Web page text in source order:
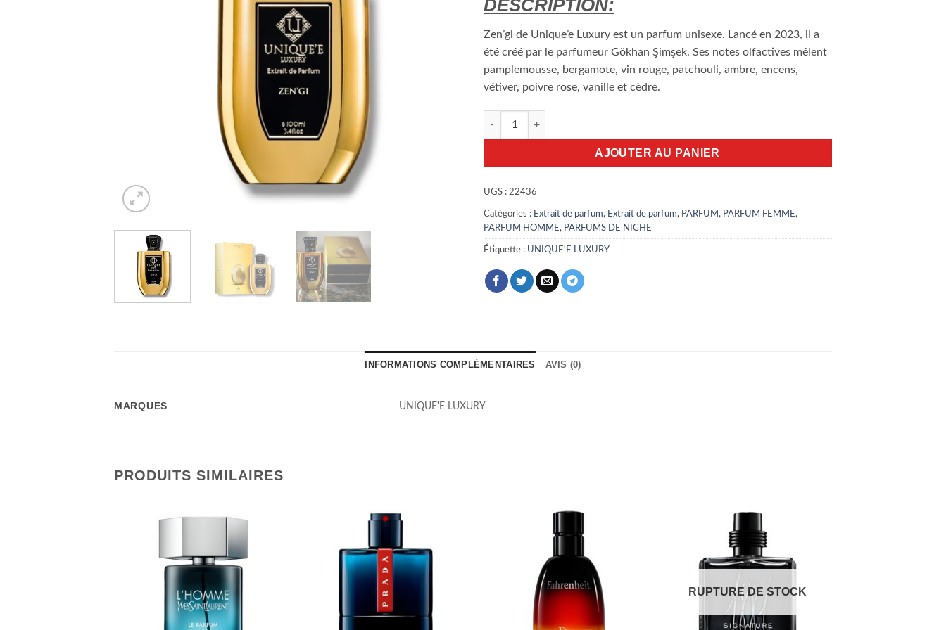
DESCRIPTION:
Zen’gi de Unique’e Luxury est un parfum unisexe. Lancé en 2023, il a
été créé par le parfumeur Gökhan Şimşek. Ses notes olfactives mêlent
pamplemousse, bergamote, vin rouge, patchouli, ambre, encens,
vétiver, poivre rose, vanille et cèdre.
quantité de Zen’gi Unique'e Luxury 100ml extrait Parfum
AJOUTER AU PANIER
UGS : 22436
Catégories : Extrait de parfum, Extrait de parfum, PARFUM , PARFUM FEMME ,
PARFUM HOMME , PARFUMS DE NICHE
Étiquette : UNIQUE'E LUXURY
INFORMATIONS COMPLÉMENTAIRES AVIS (0)
MARQUES UNIQUE'E LUXURY
PRODUITS SIMILAIRES
RUPTURE DE STOCK